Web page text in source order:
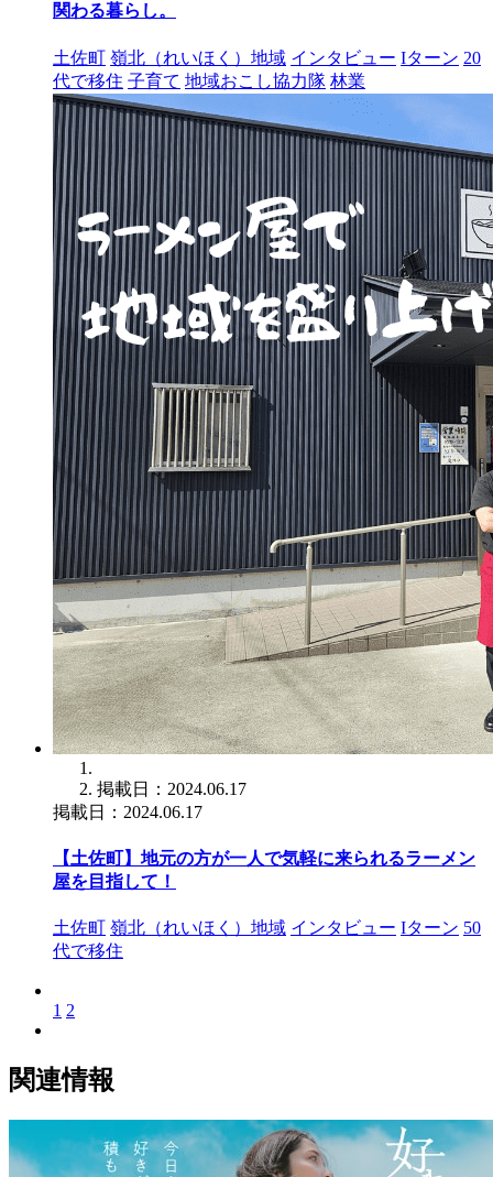
関わる暮らし。
土佐町 嶺北（れいほく）地域 インタビュー Iターン 20
代で移住 子育て 地域おこし協力隊 林業
掲載日：2024.06.17
掲載日：2024.06.17
【土佐町】地元の方が一人で気軽に来られるラーメン
屋を目指して！
土佐町 嶺北（れいほく）地域 インタビュー Iターン 50
代で移住
1 2
関連情報